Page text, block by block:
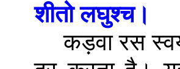
शीतो लघुश्च।
कड़वा रस